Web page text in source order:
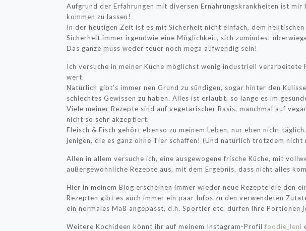
Aufgrund der Erfahrungen mit diversen Ernährungskrankheiten ist
kommen zu lassen!
In der heutigen Zeit ist es mit Sicherheit nicht einfach, dem
Sicherheit immer irgendwie eine Möglichkeit, sich zumindest
Das ganze muss weder teuer noch mega aufwendig sein!
Ich versuche in meiner Küche möglichst wenig industriell
wert.
Natürlich gibt’s immer nen Grund zu sündigen, sogar hinter den
schlechtes Gewissen zu haben. Alles ist erlaubt, so lange es im
Viele meiner Rezepte sind auf vegetarischer Basis, manchmal auf
nicht so sehr akzeptiert.
Fleisch & Fisch gehört ebenso zu meinem Leben, nur eben nicht
jenigen, die es ganz ohne Tier schaffen! (Und natürlich trotzdem
Allen in allem versuche ich, eine ausgewogene frische Küche, mit
außergewöhnliche Rezepte aus, mit dem Ergebnis, dass nicht alles
Hier in meinem Blog erscheinen immer wieder neue Rezepte die den
Rezepten gibt es auch immer ein paar Infos zu den verwendeten
ein normales Maß angepasst, d.h. Sportler etc. dürfen ihre Portionen
Weitere Kochideen könnt ihr auf meinem Instagram-Profilfoodie_leni